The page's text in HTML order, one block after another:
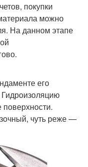
покупки
можно
На данном этапе
его
чуть реже —